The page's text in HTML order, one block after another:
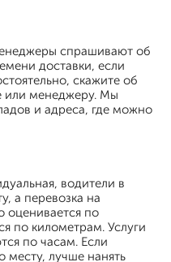
спрашивают об
доставки, если
скажите об
или менеджеру. Мы
и адреса, где можно
водители в
а перевозка на
оценивается по
по километрам. Услуги
по часам. Если
месту, лучше нанять